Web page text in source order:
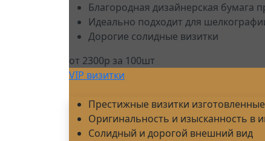
Благородная дизайнерская бумага
Идеально подходит для
Дорогие солидные визитки
от 2300р за 100шт
VIP визитки
Престижные визитки
Оригинальность и изысканность в
Солидный и дорогой внешний вид